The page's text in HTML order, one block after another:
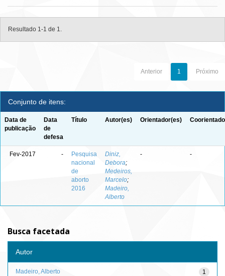
Resultado 1-1 de 1.
Anterior 1 Próximo
Conjunto de itens:
Data de
publicação
Data
de
defesa
Título Autor(es) Orientador(es)
Fev-2017 -
Pesquisa
nacional
de
aborto
2016
Diniz,
Debora;
Medeiros,
Marcelo;
Madeiro,
Alberto
- -
Busca facetada
Autor
1
Madeiro, Alberto